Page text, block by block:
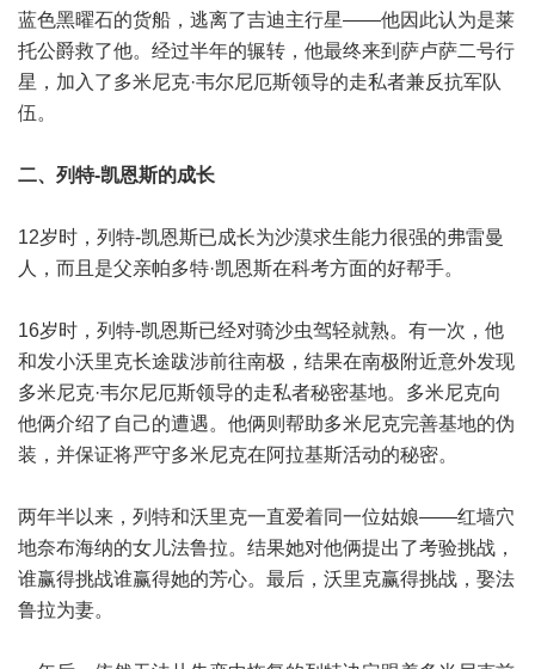
蓝色黑曜石的货船，逃离了吉迪主行星——他因此认为是莱
托公爵救了他。经过半年的辗转，他最终来到萨卢萨二号行
星，加入了多米尼克·韦尔尼厄斯领导的走私者兼反抗军队
伍。
二、列特-凯恩斯的成长
12岁时，列特-凯恩斯已成长为沙漠求生能力很强的弗雷曼
人，而且是父亲帕多特·凯恩斯在科考方面的好帮手。
16岁时，列特-凯恩斯已经对骑沙虫驾轻就熟。有一次，他
和发小沃里克长途跋涉前往南极，结果在南极附近意外发现
多米尼克·韦尔尼厄斯领导的走私者秘密基地。多米尼克向
他俩介绍了自己的遭遇。他俩则帮助多米尼克完善基地的伪
装，并保证将严守多米尼克在阿拉基斯活动的秘密。
两年半以来，列特和沃里克一直爱着同一位姑娘——红墙穴
地奈布海纳的女儿法鲁拉。结果她对他俩提出了考验挑战，
谁赢得挑战谁赢得她的芳心。最后，沃里克赢得挑战，娶法
鲁拉为妻。